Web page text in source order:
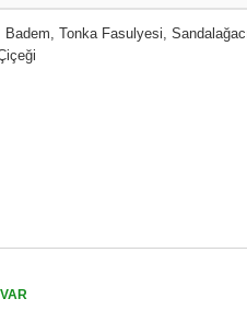
Badem, Tonka Fasulyesi,